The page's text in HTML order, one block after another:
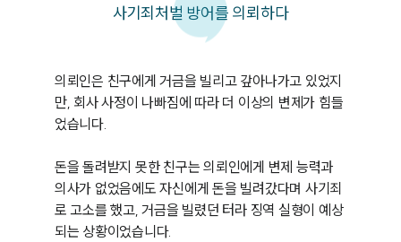
사기죄처벌 방어를 의뢰하다
의뢰인은 친구에게 거금을 빌리고 갚아나가고 있었지
만, 회사 사정이 나빠짐에 따라 더 이상의 변제가 힘들
었습니다.
돈을 돌려받지 못한 친구는 의뢰인에게 변제 능력과
의사가 없었음에도 자신에게 돈을 빌려갔다며 사기죄
로 고소를 했고, 거금을 빌렸던 터라 징역 실형이 예상
되는 상황이었습니다.